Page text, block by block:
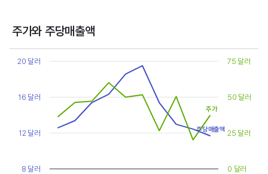
주가와 주당매출액
Chart
Line chart with 2 lines.
The chart has 1 X axis displaying categories.
The chart has 2 Y axes displaying values, and values.
8 달러
12 달러
16 달러
20 달러
0 달러
25 달러
50 달러
75 달러
주당매출액
주가